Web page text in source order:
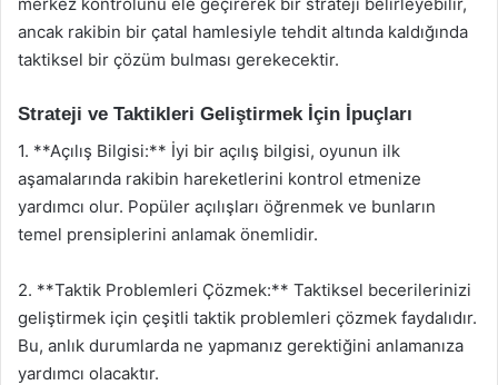
ancak rakibin bir çatal hamlesiyle tehdit altında kaldığında
taktiksel bir çözüm bulması gerekecektir.
Strateji ve Taktikleri Geliştirmek İçin İpuçları
1. **Açılış Bilgisi:** İyi bir açılış bilgisi, oyunun ilk
aşamalarında rakibin hareketlerini kontrol etmenize
yardımcı olur. Popüler açılışları öğrenmek ve bunların
temel prensiplerini anlamak önemlidir.
2. **Taktik Problemleri Çözmek:** Taktiksel becerilerinizi
geliştirmek için çeşitli taktik problemleri çözmek faydalıdır.
Bu, anlık durumlarda ne yapmanız gerektiğini anlamanıza
yardımcı olacaktır.